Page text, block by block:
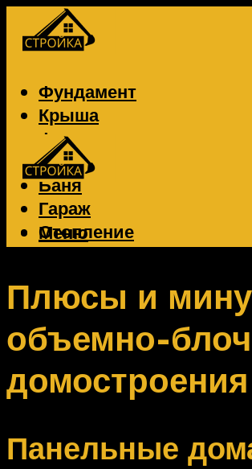
Фундамент
Крыша
Фасад
Забор
Баня
Гараж
Отопление
Вентиляция
Меню
Меню
Плюсы и
объемно-
домостроения
Панельные